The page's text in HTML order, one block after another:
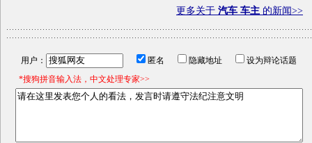
更多关于 汽车 车主 的新闻>>
用户： 匿名 隐藏地址
设为辩论话题
*搜狗拼音输入法，中文处理专家>>